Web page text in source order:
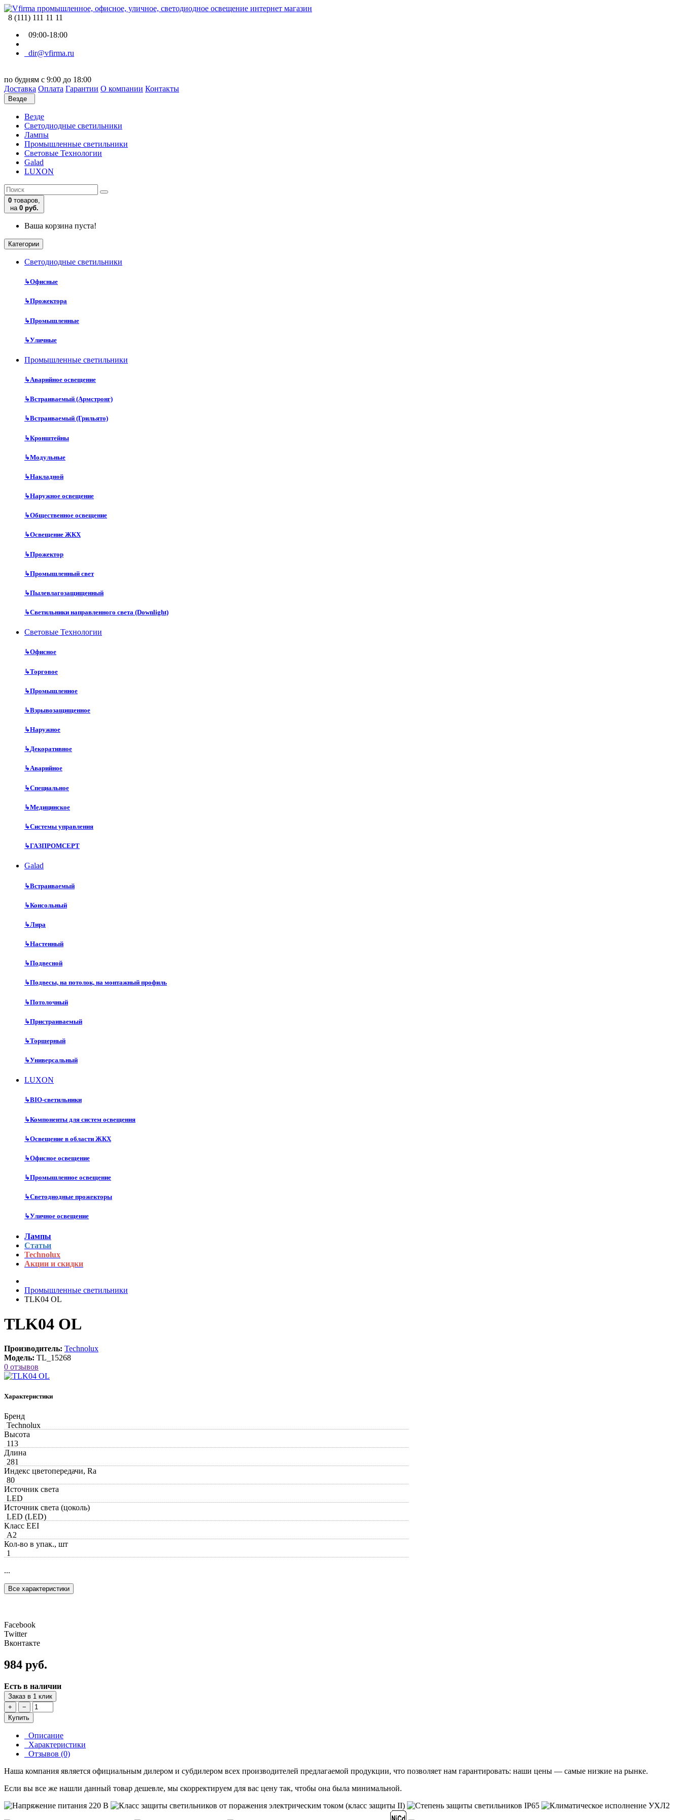
8 (111) 111 11 11
09:00-18:00
dir@vfirma.ru
по будням с 9:00 до 18:00
Доставка Оплата Гарантии О компании Контакты
Везде
Везде
Cветодиодные светильники
Лампы
Промышленные светильники
Световые Технологии
Galad
LUXON
0 товаров,
на 0 руб.
Ваша корзина пуста!
Категории
Cветодиодные светильники
↳Офисные
↳Прожектора
↳Промышленные
↳Уличные
Промышленные светильники
↳Аварийное освещение
↳Встраиваемый (Армстронг)
↳Встраиваемый (Грильято)
↳Кронштейны
↳Модульные
↳Накладной
↳Наружное освещение
↳Общественное освещение
↳Освещение ЖКХ
↳Прожектор
↳Промышленный свет
↳Пылевлагозащищенный
↳Светильники направленного света (Downlight)
Световые Технологии
↳Офисное
↳Торговое
↳Промышленное
↳Взрывозащищенное
↳Наружное
↳Декоративное
↳Аварийное
↳Специальное
↳Медицинское
↳Системы управления
↳ГАЗПРОМСЕРТ
Galad
↳Встраиваемый
↳Консольный
↳Лира
↳Настенный
↳Подвесной
↳Подвесы, на потолок, на монтажный профиль
↳Потолочный
↳Пристраиваемый
↳Торшерный
↳Универсальный
LUXON
↳BIO-светильники
↳Компоненты для систем освещения
↳Освещение в области ЖКХ
↳Офисное освещение
↳Промышленное освещение
↳Светодиодные прожекторы
↳Уличное освещение
Лампы
Статьи
Technolux
Акции и скидки
Промышленные светильники
TLK04 OL
TLK04 OL
Производитель: Technolux
Модель: TL_15268
0 отзывов
Характеристики
Бренд
Technolux
Высота
113
Длина
281
Индекс цветопередачи, Ra
80
Источник света
LED
Источник света (цоколь)
LED (LED)
Класс EEI
A2
Кол-во в упак., шт
1
...
Все характеристики
Facebook
Twitter
Вконтакте
984 руб.
Есть в наличии
Заказ в 1 клик
+
−
Купить
Описание
Характеристики
Отзывов (0)
Наша компания является официальным дилером и субдилером всех производителей предлагаемой продукции, что позволяет нам гарантировать: наши цены — самые низкие на рынке.
Если вы все же нашли данный товар дешевле, мы скорректируем для вас цену так, чтобы она была минимальной.